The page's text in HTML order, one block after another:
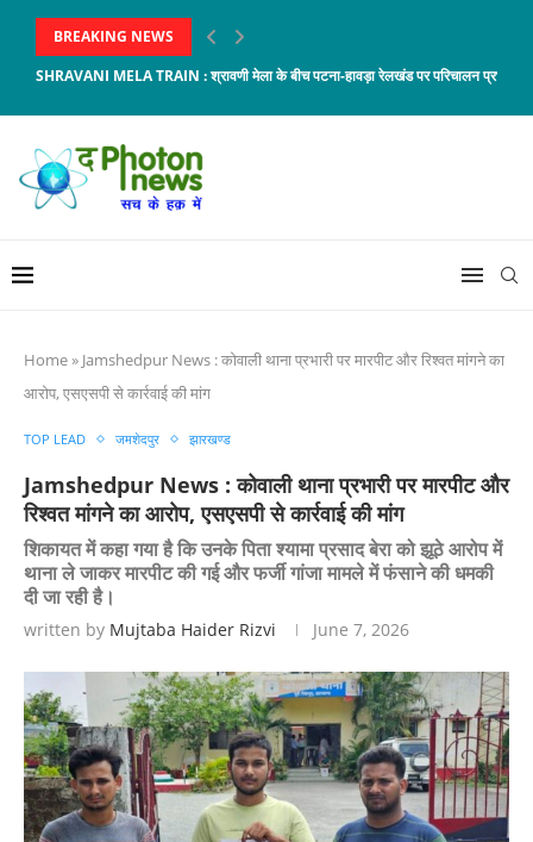
BREAKING NEWS
SHRAVANI MELA TRAIN : श्रावणी मेला के बीच पटना-हावड़ा रेलखंड पर परिचालन
Home» Jamshedpur News : कोवाली थाना प्रभारी पर मारपीट और रिश्वत मांगने का
आरोप, एसएसपी से कार्रवाई की मांग
TOP LEAD जमशेदपुर झारखण्ड
Jamshedpur News : कोवाली थाना प्रभारी पर मारपीट और
रिश्वत मांगने का आरोप, एसएसपी से कार्रवाई की मांग
शिकायत में कहा गया है कि उनके पिता श्यामा प्रसाद बेरा को झूठे आरोप में
थाना ले जाकर मारपीट की गई और फर्जी गांजा मामले में फंसाने की धमकी
दी जा रही है।
written by Mujtaba Haider Rizvi June 7, 2026